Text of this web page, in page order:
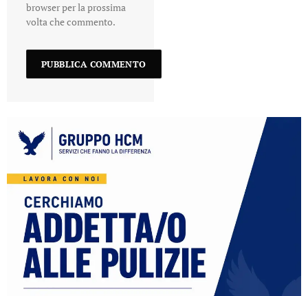
browser per la prossima
volta che commento.